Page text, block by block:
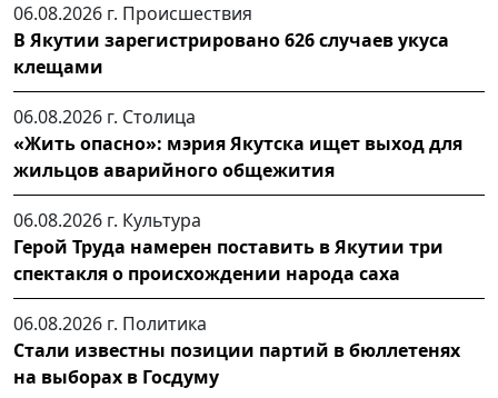
06.08.2026 г. Происшествия
В Якутии зарегистрировано 626 случаев укуса
клещами
06.08.2026 г. Столица
«Жить опасно»: мэрия Якутска ищет выход для
жильцов аварийного общежития
06.08.2026 г. Культура
Герой Труда намерен поставить в Якутии три
спектакля о происхождении народа саха
06.08.2026 г. Политика
Стали известны позиции партий в бюллетенях
на выборах в Госдуму